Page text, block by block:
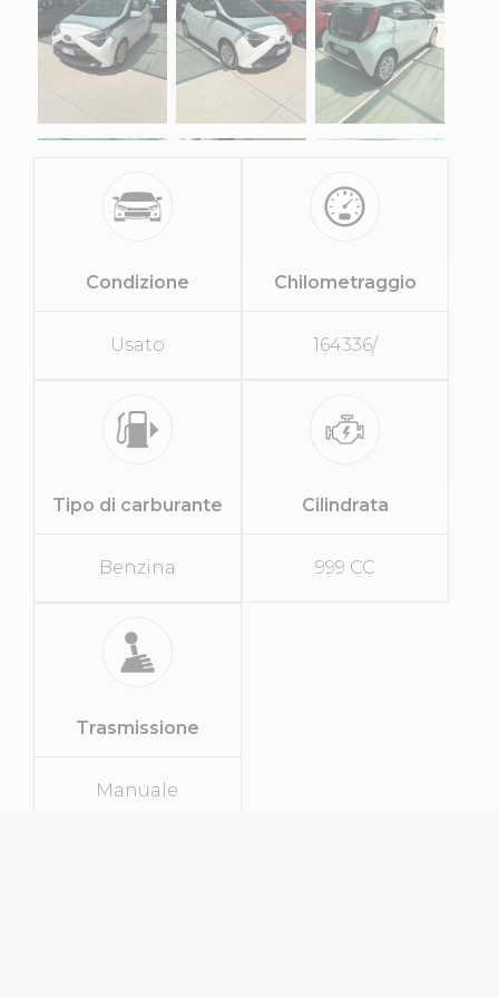
Condizione
Usato
Chilometraggio
164336/
Tipo di carburante
Benzina
Cilindrata
999 CC
Trasmissione
Manuale